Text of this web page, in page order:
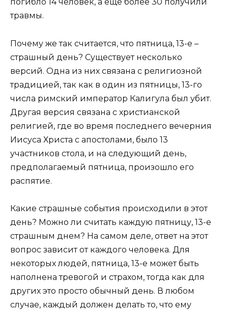
погибло 14 человек, а еще более 30 получили
травмы.
Почему же так считается, что пятница, 13-е –
страшный день? Существует несколько
версий. Одна из них связана с религиозной
традицией, так как в один из пятницы, 13-го
числа римский император Калигула был убит.
Другая версия связана с христианской
религией, где во время последнего вечерния
Иисуса Христа с апостолами, было 13
участников стола, и на следующий день,
предполагаемый пятница, произошло его
распятие.
Какие страшные события происходили в этот
день? Можно ли считать каждую пятницу, 13-е
страшным днем? На самом деле, ответ на этот
вопрос зависит от каждого человека. Для
некоторых людей, пятница, 13-е может быть
наполнена тревогой и страхом, тогда как для
других это просто обычный день. В любом
случае, каждый должен делать то, что ему